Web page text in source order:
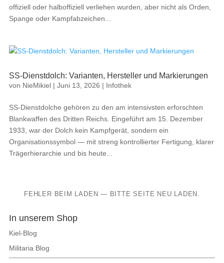
offiziell oder halboffiziell verliehen wurden, aber nicht als Orden,
Spange oder Kampfabzeichen...
SS-Dienstdolch: Varianten, Hersteller und Markierungen
von NieMikiel| Juni 13, 2026 | Infothek
SS-Dienstdolche gehören zu den am intensivsten erforschten
Blankwaffen des Dritten Reichs. Eingeführt am 15. Dezember
1933, war der Dolch kein Kampfgerät, sondern ein
Organisationssymbol — mit streng kontrollierter Fertigung, klarer
Trägerhierarchie und bis heute...
FEHLER BEIM LADEN — BITTE SEITE NEU LADEN.
In unserem Shop
Kiel-Blog
Militaria Blog